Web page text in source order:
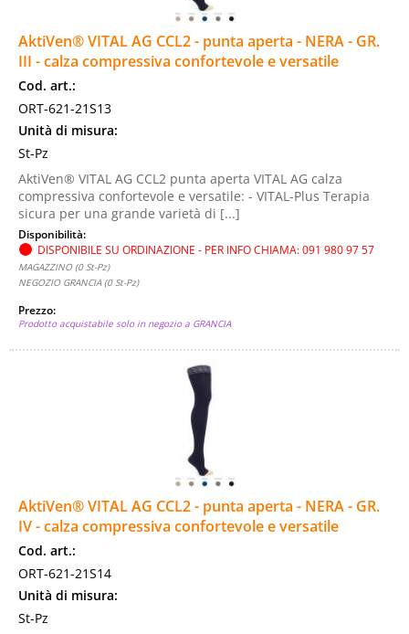
AktiVen® VITAL AG CCL2 - punta aperta - NERA - GR.
III - calza compressiva confortevole e versatile
Cod. art.:
ORT-621-21S13
Unità di misura:
St-Pz
AktiVen® VITAL AG CCL2 punta aperta VITAL AG calza
compressiva confortevole e versatile: - VITAL-Plus Terapia
sicura per una grande varietà di [...]
Disponibilità:
DISPONIBILE SU ORDINAZIONE - PER INFO CHIAMA: 091 980 97 57
MAGAZZINO (0 St-Pz)
NEGOZIO GRANCIA (0 St-Pz)
Prezzo:
Prodotto acquistabile solo in negozio a GRANCIA
AktiVen® VITAL AG CCL2 - punta aperta - NERA - GR.
IV - calza compressiva confortevole e versatile
Cod. art.:
ORT-621-21S14
Unità di misura:
St-Pz